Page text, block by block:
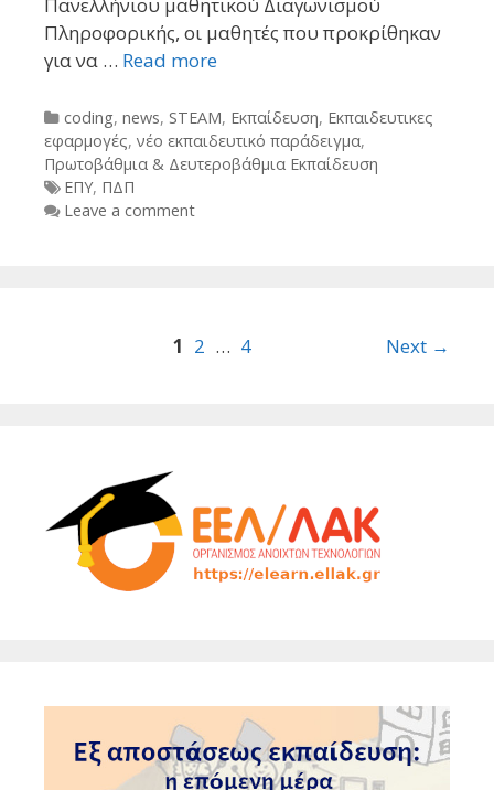
Πληροφορικής, οι μαθητές που προκρίθηκαν
για να … Read more
Categories
coding, news, STEAM, Εκπαίδευση, Εκπαιδευτικες
εφαρμογές, νέο εκπαιδευτικό παράδειγμα,
Πρωτοβάθμια & Δευτεροβάθμια Εκπαίδευση
Tags
ΕΠΥ, ΠΔΠ
Leave a comment
1 2 … 4 Next →